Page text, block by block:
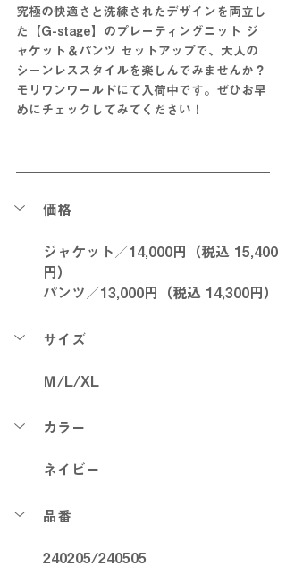
究極の快適さと洗練されたデザインを両立し
た【G-stage】のプレーティングニット ジ
ャケット＆パンツ セットアップで、大人の
シーンレススタイルを楽しんでみませんか？
モリワンワールドにて入荷中です。ぜひお早
めにチェックしてみてください！
価格
ジャケット／14,000円（税込 15,400
円）
パンツ／13,000円（税込 14,300円）
サイズ
Ｍ/L/XL
カラー
ネイビー
品番
240205/240505